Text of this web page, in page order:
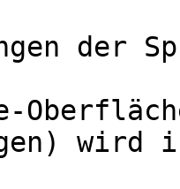
der
wird